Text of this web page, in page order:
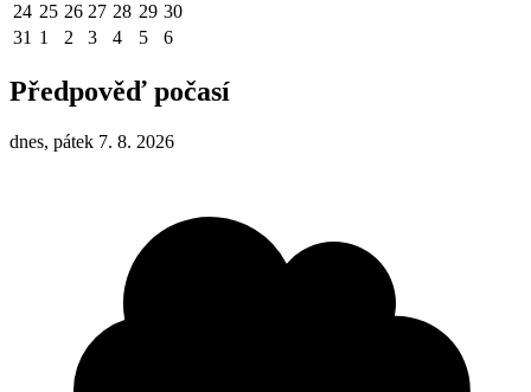
24 25 26 27 28 29 30
31 1 2 3 4 5 6
Předpověď počasí
dnes, pátek 7. 8. 2026